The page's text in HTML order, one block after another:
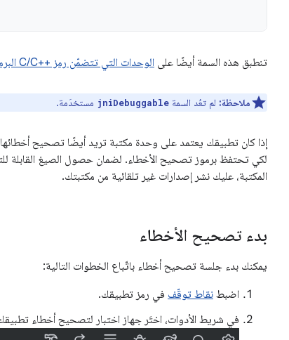
تنطبق هذه السمة أيضًا على الوحدات التي تتضمّن رمز C/C++‎ البرمجي
ملاحظة: لم تعُد السمة jniDebuggable مستخدَمة.
إذا كان تطبيقك يعتمد على وحدة مكتبة تريد أيضًا تصحيح
لكي تحتفظ برموز تصحيح الأخطاء. لضمان حصول الصيغ
المكتبة، عليك نشر إصدارات غير تلقائية من مكتبتك.
بدء تصحيح الأخطاء
يمكنك بدء جلسة تصحيح أخطاء باتّباع الخطوات التالية:
اضبط نقاط توقّف في رمز تطبيقك.
في شريط الأدوات، اختَر جهاز اختبار لتصحيح أخطاء